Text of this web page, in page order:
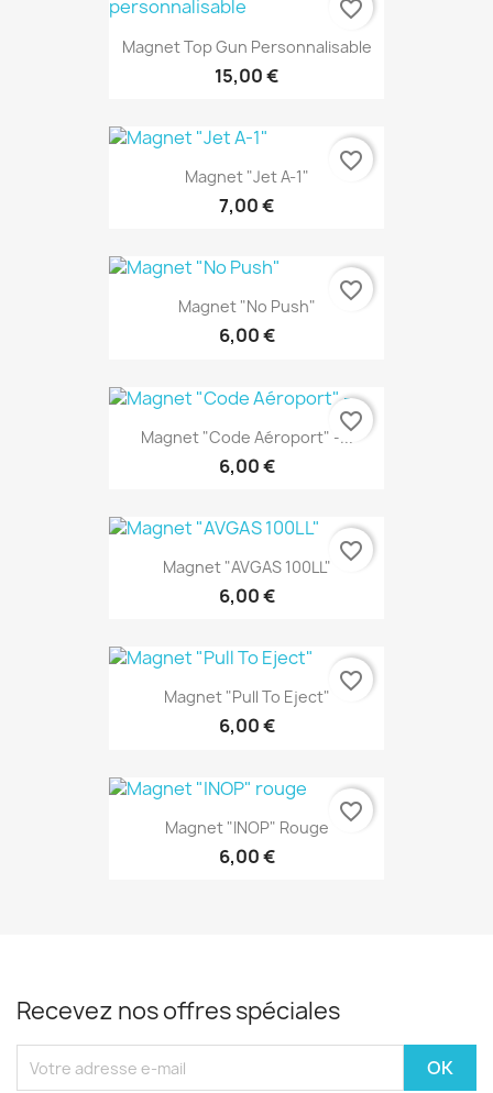
Magnet Top Gun Personnalisable
15,00 €
favorite_border
Magnet "Jet A-1"
7,00 €
favorite_border
Magnet "No Push"
6,00 €
favorite_border
Magnet "Code Aéroport" -...
6,00 €
favorite_border
Magnet "AVGAS 100LL"
6,00 €
favorite_border
Magnet "Pull To Eject"
6,00 €
favorite_border
Magnet "INOP" Rouge
6,00 €
favorite_border
Recevez nos offres spéciales